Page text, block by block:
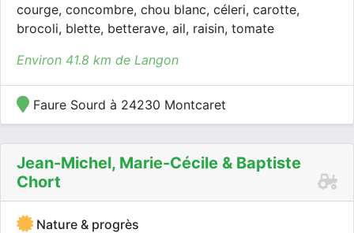
courge, concombre, chou blanc, céleri, carotte,
brocoli, blette, betterave, ail, raisin, tomate
Environ 41.8 km de Langon
Faure Sourd à 24230 Montcaret
Jean-Michel, Marie-Cécile & Baptiste
Chort
Nature & progrès